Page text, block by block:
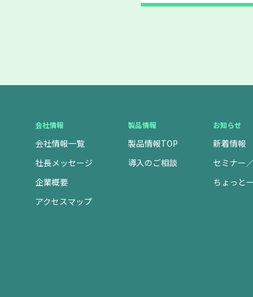
会社情報
会社情報一覧
社長メッセージ
企業概要
アクセスマップ
製品情報
製品情報TOP
導入のご相談
お知らせ
新着情報
セミナー
ちょっと